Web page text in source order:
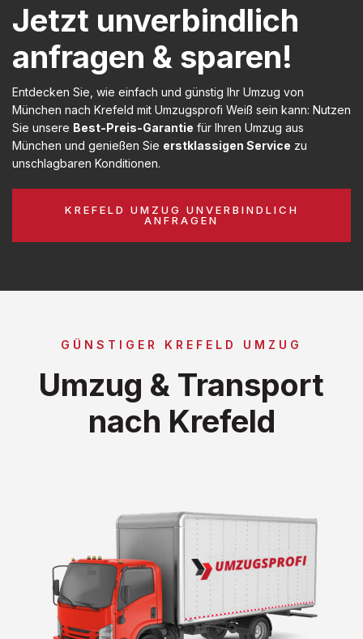
Jetzt unverbindlich
anfragen & sparen!
Entdecken Sie, wie einfach und günstig Ihr Umzug von
München nach Krefeld mit Umzugsprofi Weiß sein kann: Nutzen
Sie unsere Best-Preis-Garantie für Ihren Umzug aus
München und genießen Sie erstklassigen Service zu
unschlagbaren Konditionen.
KREFELD UMZUG UNVERBINDLICH
ANFRAGEN
GÜNSTIGER KREFELD UMZUG
Umzug & Transport
nach Krefeld